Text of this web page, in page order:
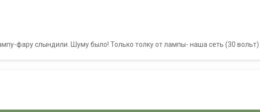
фару слындили. Шуму было! Только толку от лампы- наша сеть (30